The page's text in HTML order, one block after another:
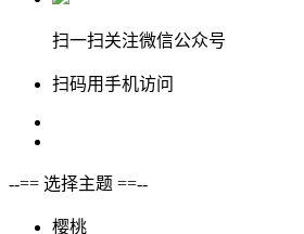
扫一扫关注微信公众号
扫码用手机访问
--== 选择主题 ==--
樱桃